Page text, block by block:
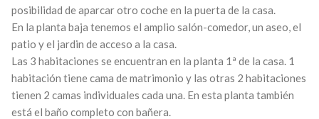
posibilidad de aparcar otro coche en la puerta de la casa.
En la planta baja tenemos el amplio salón-comedor, un aseo, el
patio y el jardin de acceso a la casa.
Las 3 habitaciones se encuentran en la planta 1ª de la casa. 1
habitación tiene cama de matrimonio y las otras 2 habitaciones
tienen 2 camas individuales cada una. En esta planta también
está el baño completo con bañera.